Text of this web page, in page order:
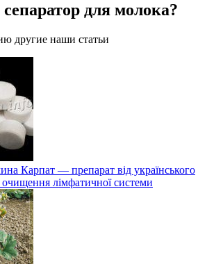
для молока?
другие наши статьи
Карпат — препарат від українського
лімфатичної системи